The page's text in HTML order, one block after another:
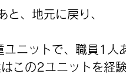
と、地元に戻り、
ユニットで、職員1人
この2ユニットを経験